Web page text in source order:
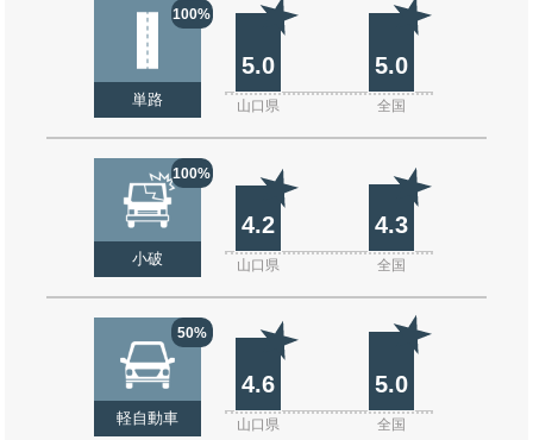
100%
単路
5.0 5.0
山口県 全国
100%
小破
4.2 4.3
山口県 全国
50%
軽自動車
4.6 5.0
山口県 全国